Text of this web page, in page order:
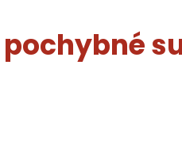
pochybné